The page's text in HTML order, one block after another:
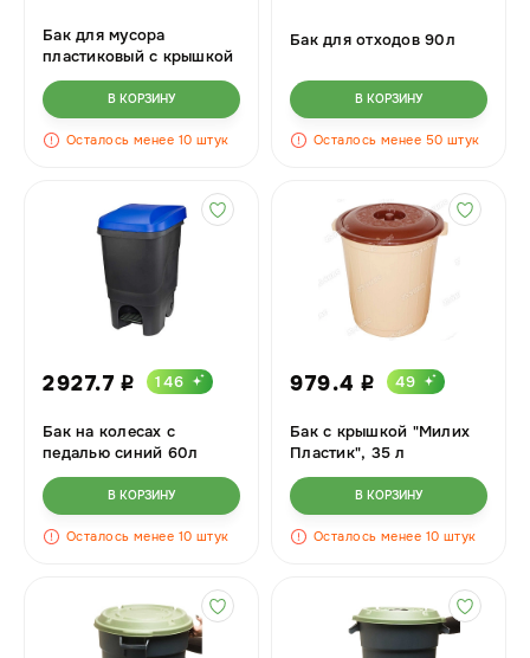
Бак для мусора
пластиковый с крышкой
Геркулес ElfPlast, 100 л.
В КОРЗИНУ
Осталось менее 10 штук
Бак для отходов 90л
В КОРЗИНУ
Осталось менее 50 штук
2927.7 i 146
Бак на колесах с
педалью синий 60л
В КОРЗИНУ
Осталось менее 10 штук
979.4 i 49
Бак с крышкой "Милих
Пластик", 35 л
В КОРЗИНУ
Осталось менее 10 штук